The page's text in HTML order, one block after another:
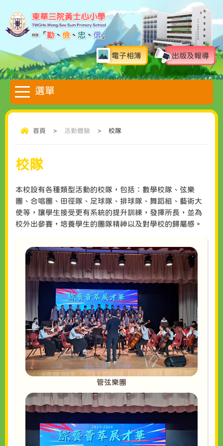
電子相簿 出版及報導
首頁 > 活動體驗 > 校隊
校隊
本校設有各種類型活動的校隊，包括：數學校隊、弦樂
團、合唱團、田徑隊、足球隊、排球隊、舞蹈組、藝術大
使等，讓學生接受更有系統的提升訓練，發揮所長，並為
校外出參賽，培養學生的團隊精神以及對學校的歸屬感。
管弦樂團